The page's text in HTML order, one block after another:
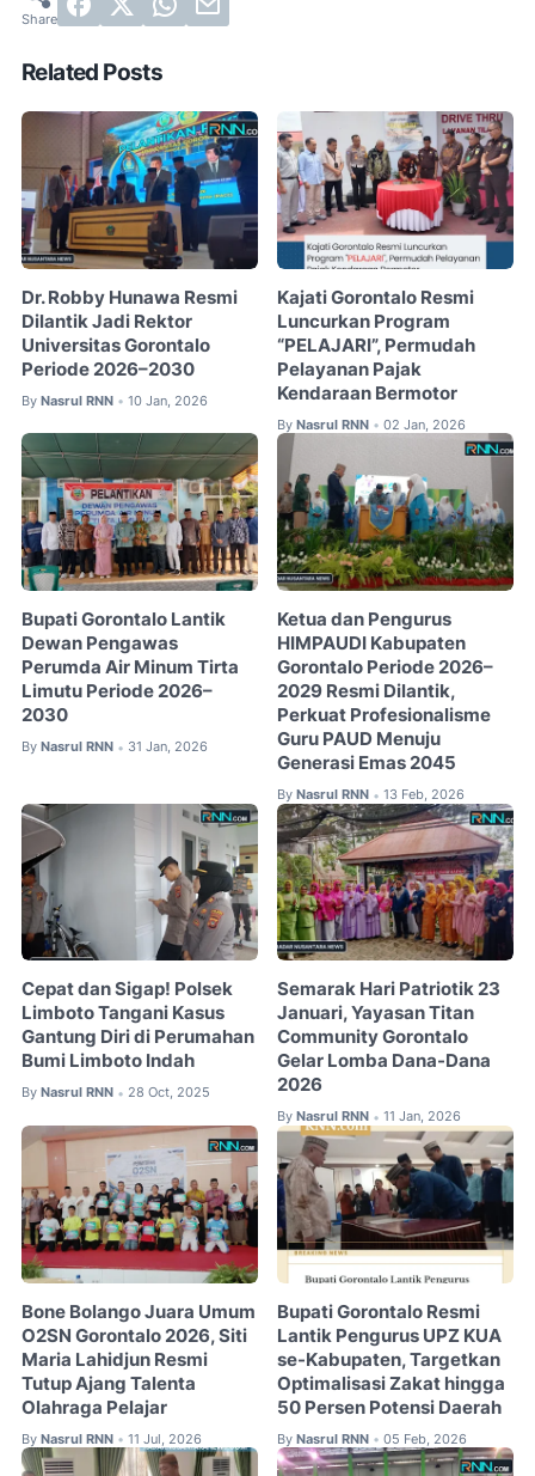
Related Posts
Dr. Robby Hunawa Resmi
Dilantik Jadi Rektor
Universitas Gorontalo
Periode 2026–2030
By Nasrul RNN • 10 Jan, 2026
Kajati Gorontalo Resmi
Luncurkan Program
“PELAJARI”, Permudah
Pelayanan Pajak
Kendaraan Bermotor
By Nasrul RNN • 02 Jan, 2026
Bupati Gorontalo Lantik
Dewan Pengawas
Perumda Air Minum Tirta
Limutu Periode 2026–
2030
By Nasrul RNN • 31 Jan, 2026
Ketua dan Pengurus
HIMPAUDI Kabupaten
Gorontalo Periode 2026–
2029 Resmi Dilantik,
Perkuat Profesionalisme
Guru PAUD Menuju
Generasi Emas 2045
By Nasrul RNN • 13 Feb, 2026
Cepat dan Sigap! Polsek
Limboto Tangani Kasus
Gantung Diri di Perumahan
Bumi Limboto Indah
By Nasrul RNN • 28 Oct, 2025
Semarak Hari Patriotik 23
Januari, Yayasan Titan
Community Gorontalo
Gelar Lomba Dana-Dana
2026
By Nasrul RNN • 11 Jan, 2026
Bone Bolango Juara Umum
O2SN Gorontalo 2026, Siti
Maria Lahidjun Resmi
Tutup Ajang Talenta
Olahraga Pelajar
By Nasrul RNN • 11 Jul, 2026
Bupati Gorontalo Resmi
Lantik Pengurus UPZ KUA
se-Kabupaten, Targetkan
Optimalisasi Zakat hingga
50 Persen Potensi Daerah
By Nasrul RNN • 05 Feb, 2026